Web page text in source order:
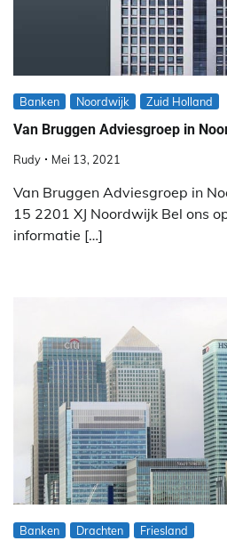
Banken Noordwijk Zuid Holland
Van Bruggen Adviesgroep in
Rudy Mei 13, 2021
Van Bruggen Adviesgroep in
15 2201 XJ Noordwijk Bel ons
informatie […]
Banken Drachten Friesland